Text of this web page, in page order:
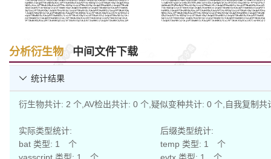
分析衍生物 中间文件下载
统计结果

衍生物共计: 2 个,AV检出共计: 0 个,疑似变种共计: 0 个,自我复制共
实际类型统计:
bat 类型: 1 个
后缀类型统计:
temp 类型: 1 个